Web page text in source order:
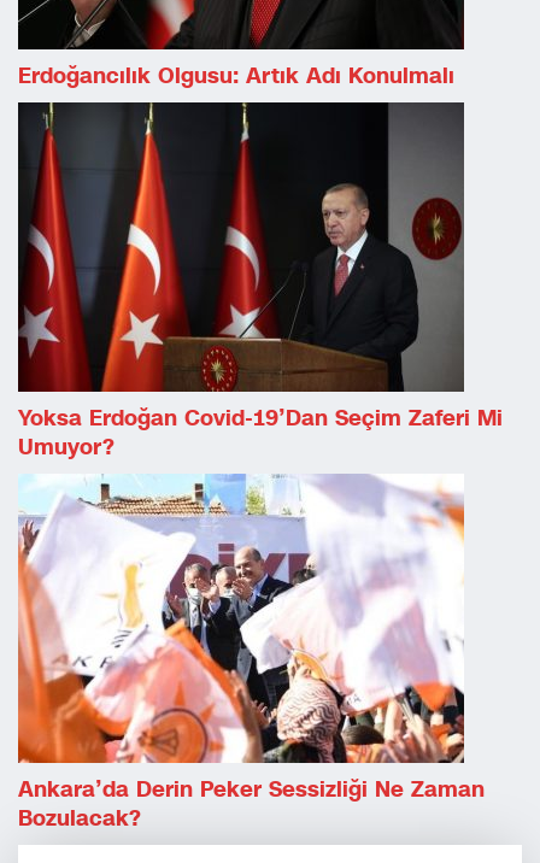
Erdoğancılık Olgusu: Artık Adı Konulmalı
Yoksa Erdoğan Covid-19’dan Seçim Zaferi Mi
Umuyor?
Ankara’da Derin Peker Sessizliği Ne Zaman
Bozulacak?